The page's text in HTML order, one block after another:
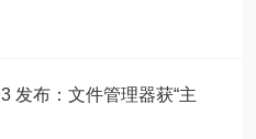
发布：文件管理器获“主